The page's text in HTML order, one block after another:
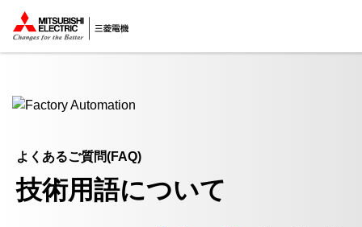
ここから本文
よくあるご質問(FAQ)
技術用語について